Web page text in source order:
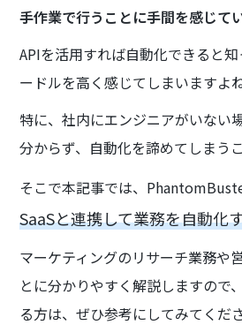
手作業で行うことに手間を感じて
APIを活用すれば自動化できると
ードルを高く感じてしまいますよね
特に、社内にエンジニアがいない
分からず、自動化を諦めてしまう
そこで本記事では、
SaaSと連携して業務を自動化
マーケティングのリサーチ業務や
とに分かりやすく解説しますので
る方は、ぜひ参考にしてみてくださ